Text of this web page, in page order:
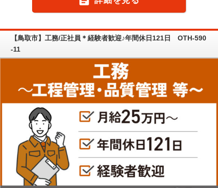
【鳥取市】工務/正社員＊経験者歓迎♪年間休日121日 OTH-590
-11